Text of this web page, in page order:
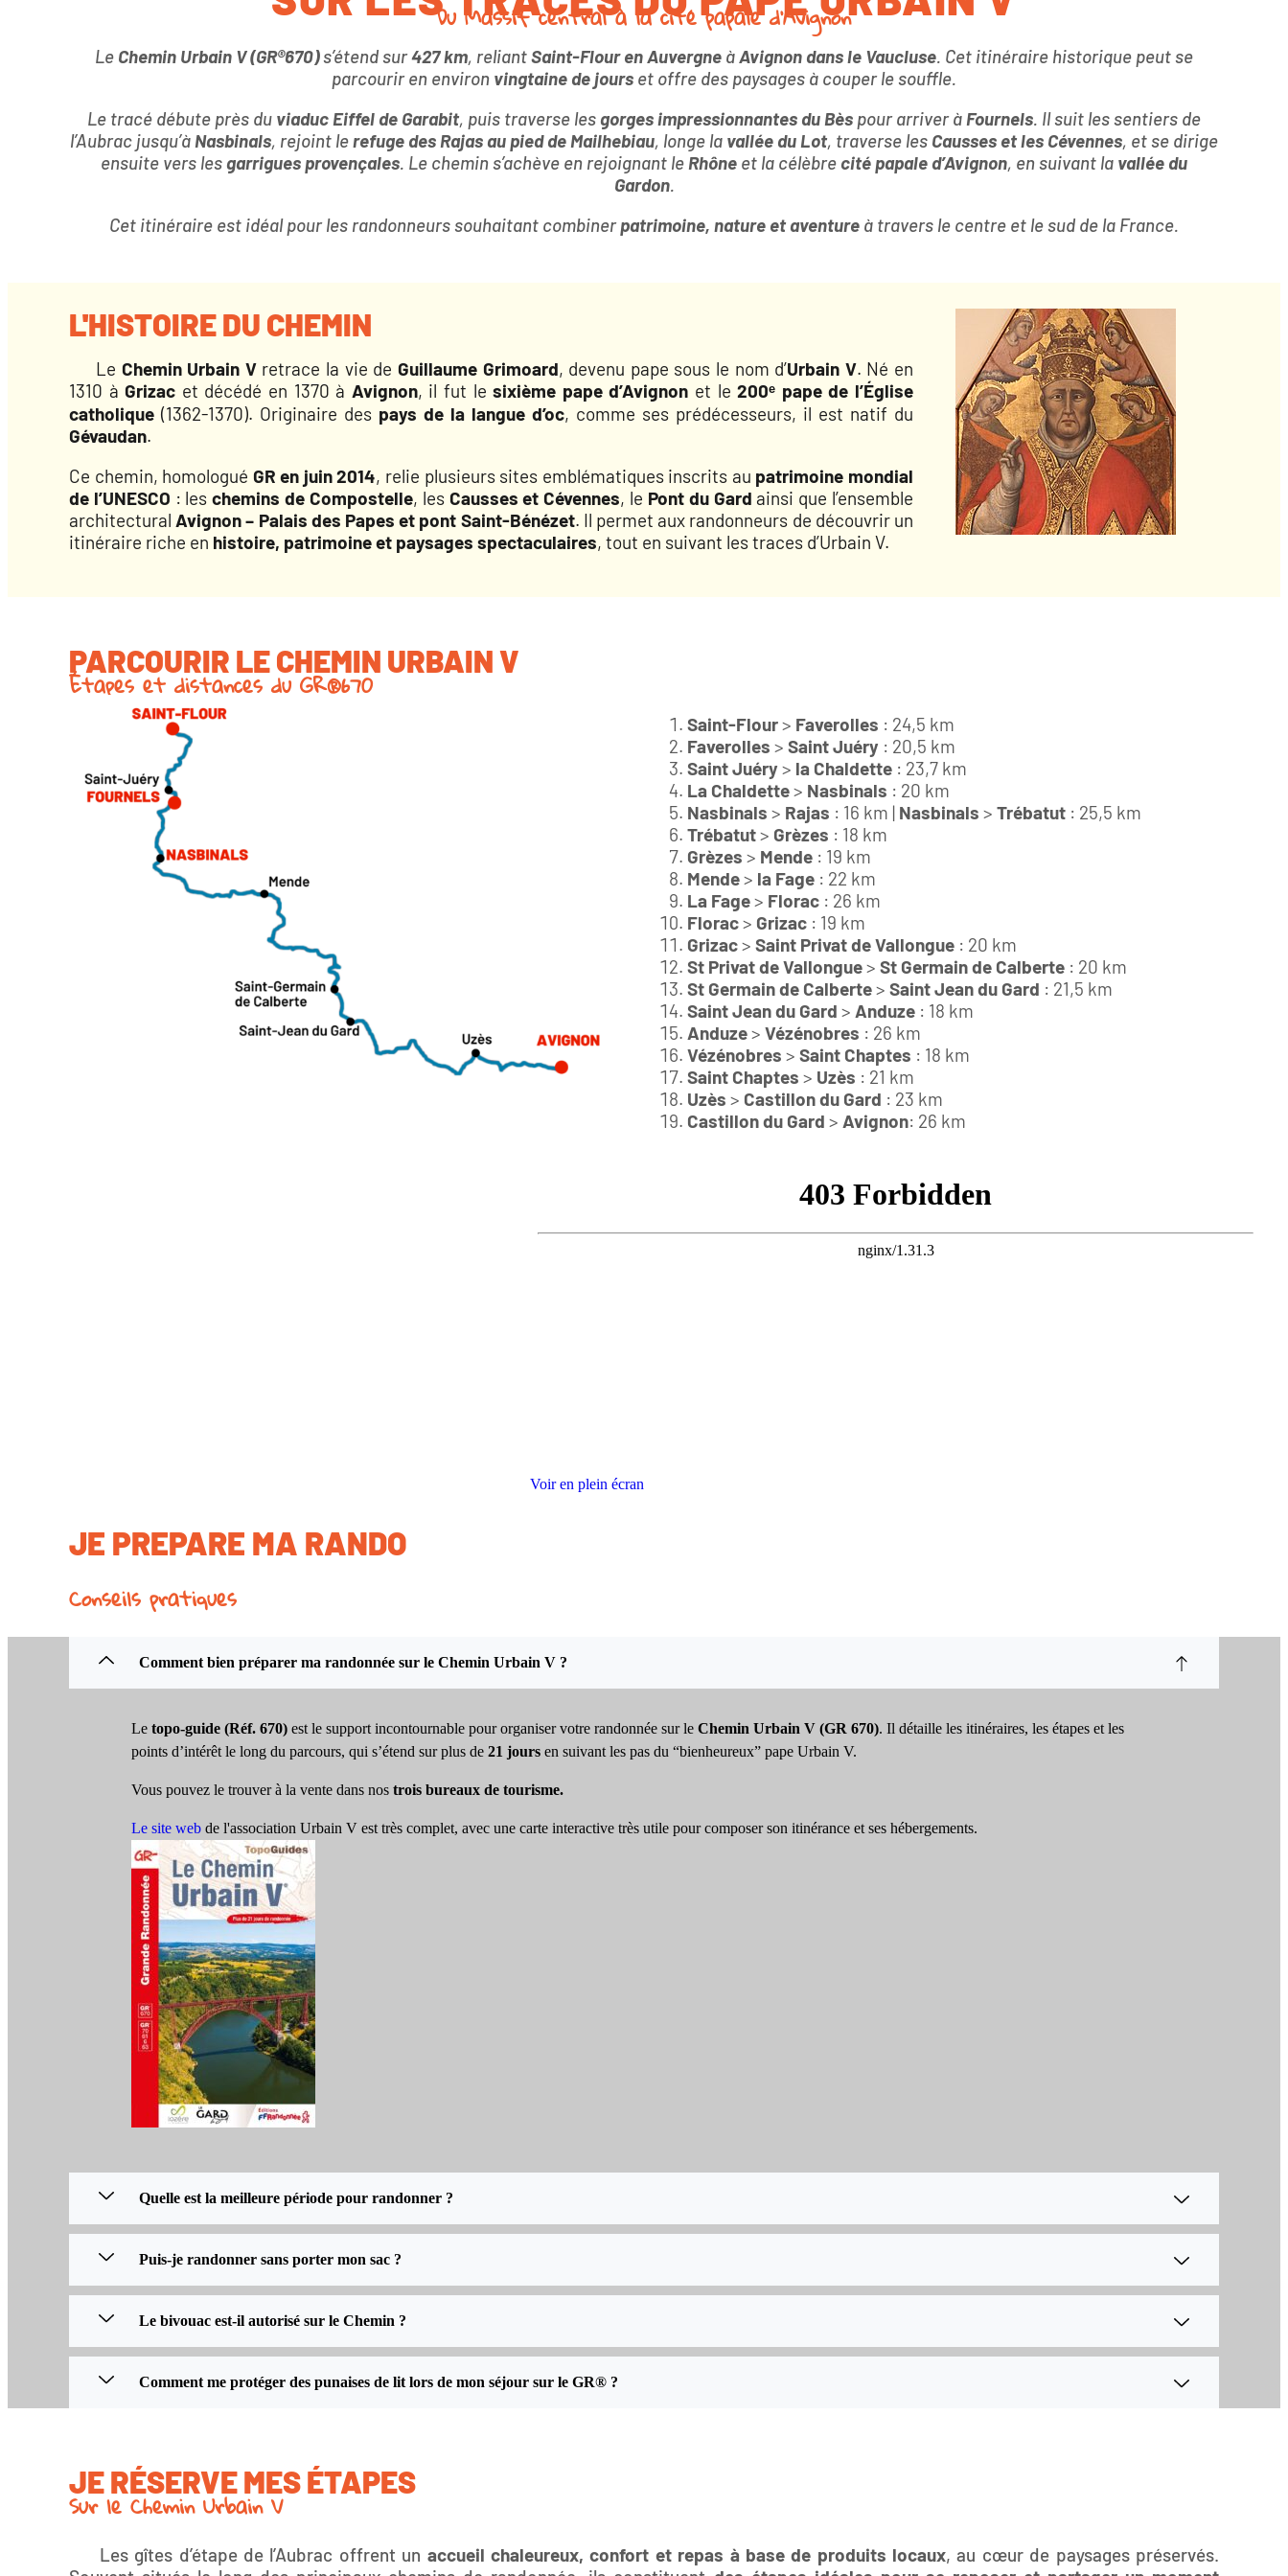
Du Massif central à la cité papale d’Avignon
Le Chemin Urbain V (GR®670)s’étend sur427 km, reliantSaint-Flour en Auvergne àAvignon dans le Vaucluse. Cet itinéraire historique peut se
parcourir en environ vingtaine de jours et offre des paysages à couper le souffle.
Le tracé débute près du viaduc Eiffel de Garabit, puis traverse les gorges impressionnantes du Bès pour arriver à Fournels. Il suit les sentiers de
l’Aubrac jusqu’à Nasbinals, rejoint lerefuge des Rajas au pied de Mailhebiau, longe la vallée du Lot, traverse les Causses et les Cévennes, et se dirige
ensuite vers les garrigues provençales. Le chemin s’achève en rejoignant le Rhône et la célèbre cité papale d’Avignon, en suivant la vallée du
Gardon.
Cet itinéraire est idéal pour les randonneurs souhaitant combinerpatrimoine, nature et aventure à travers le centre et le sud de la France.
L'HISTOIRE DU CHEMIN
Le Chemin Urbain Vretrace la vie de Guillaume Grimoard, devenu pape sous le nom d’Urbain V. Né en
1310 àGrizac et décédé en 1370 à Avignon, il fut lesixième pape d’Avignon et le200ᵉ pape de l’Église
catholique (1362-1370). Originaire des pays de la langue d’oc, comme ses prédécesseurs, il est natif du
Gévaudan.
Ce chemin, homologué GR en juin 2014, relie plusieurs sites emblématiques inscrits au patrimoine mondial
de l’UNESCO : leschemins de Compostelle, les Causses et Cévennes, le Pont du Gard ainsi que l’ensemble
architectural Avignon – Palais des Papes et pont Saint-Bénézet. Il permet aux randonneurs de découvrir un
itinéraire riche en histoire, patrimoine et paysages spectaculaires, tout en suivant les traces d’Urbain V.
PARCOURIR LE CHEMIN URBAIN V
Étapes et distances du GR®670
Saint-Flour> Faverolles : 24,5 km
Faverolles > Saint Juéry : 20,5 km
Saint Juéry > la Chaldette : 23,7 km
La Chaldette> Nasbinals : 20 km
Nasbinals > Rajas : 16 km | Nasbinals > Trébatut : 25,5 km
Trébatut> Grèzes : 18 km
Grèzes > Mende : 19 km
Mende> la Fage : 22 km
La Fage> Florac : 26 km
Florac> Grizac : 19 km
Grizac> Saint Privat de Vallongue : 20 km
St Privat de Vallongue> St Germain de Calberte : 20 km
St Germain de Calberte> Saint Jean du Gard : 21,5 km
Saint Jean du Gard > Anduze : 18 km
Anduze> Vézénobres : 26 km
Vézénobres > Saint Chaptes : 18 km
Saint Chaptes > Uzès : 21 km
Uzès > Castillon du Gard : 23 km
Castillon du Gard > Avignon: 26 km
Voir en plein écran
JE PREPARE MA RANDO
Conseils pratiques
Comment bien préparer ma randonnée sur le Chemin Urbain V ?
Le topo-guide (Réf. 670) est le support incontournable pour organiser votre randonnée sur le Chemin Urbain V (GR 670). Il détaille les itinéraires, les étapes et les
points d’intérêt le long du parcours, qui s’étend sur plus de 21 jours en suivant les pas du “bienheureux” pape Urbain V.
Vous pouvez le trouver à la vente dans nos trois bureaux de tourisme.
Le site web de l'association Urbain V est très complet, avec une carte interactive très utile pour composer son itinérance et ses hébergements.
Quelle est la meilleure période pour randonner ?
Puis-je randonner sans porter mon sac ?
Le bivouac est-il autorisé sur le Chemin ?
Comment me protéger des punaises de lit lors de mon séjour sur le GR® ?
JE RÉSERVE MES ÉTAPES
Sur le Chemin Urbain V
Les gîtes d’étape de l’Aubrac offrent un accueil chaleureux, confort et repas à base de produits locaux, au cœur de paysages préservés.